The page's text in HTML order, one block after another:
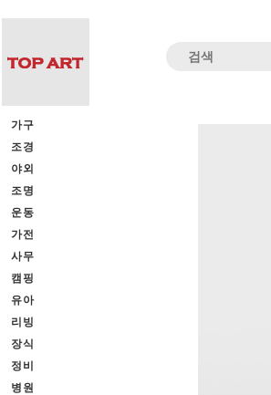
가구
조경
야외
조명
운동
가전
사무
캠핑
유아
리빙
장식
정비
병원